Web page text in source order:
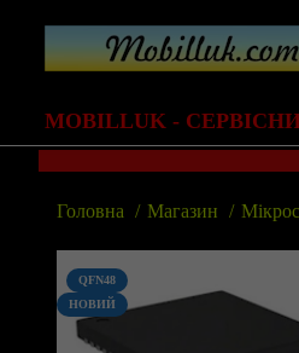
MOBILLUK -
Головна Магазин
QFN48
НОВИЙ